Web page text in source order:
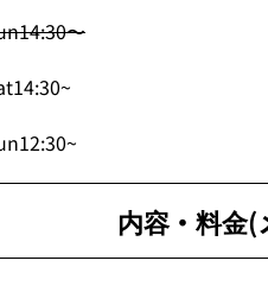
〜
内容・料金(